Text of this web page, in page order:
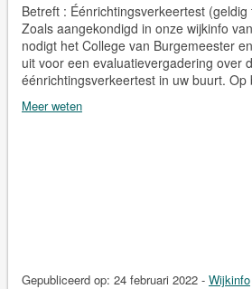
Betreft : Éénrichtingsverkeertest
Zoals aangekondigd in onze wijkinfo
nodigt het College van Burgemeester
uit voor een evaluatievergadering over
éénrichtingsverkeertest in uw buurt. Op
Meer weten
Gepubliceerd op: 24 februari 2022 - Wijkinfo